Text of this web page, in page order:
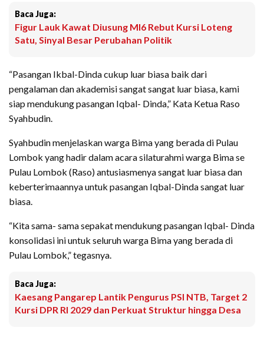
Baca Juga:
Figur Lauk Kawat Diusung MI6 Rebut Kursi Loteng
Satu, Sinyal Besar Perubahan Politik
“Pasangan Ikbal-Dinda cukup luar biasa baik dari
pengalaman dan akademisi sangat sangat luar biasa, kami
siap mendukung pasangan Iqbal- Dinda,” Kata Ketua Raso
Syahbudin.
Syahbudin menjelaskan warga Bima yang berada di Pulau
Lombok yang hadir dalam acara silaturahmi warga Bima se
Pulau Lombok (Raso) antusiasmenya sangat luar biasa dan
keberterimaannya untuk pasangan Iqbal-Dinda sangat luar
biasa.
“Kita sama- sama sepakat mendukung pasangan Iqbal- Dinda
konsolidasi ini untuk seluruh warga Bima yang berada di
Pulau Lombok,” tegasnya.
Baca Juga:
Kaesang Pangarep Lantik Pengurus PSI NTB, Target 2
Kursi DPR RI 2029 dan Perkuat Struktur hingga Desa